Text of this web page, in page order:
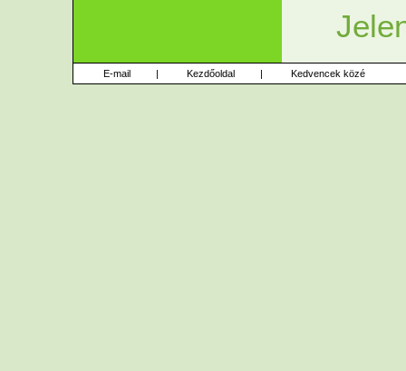
E-mail | Kezdőoldal | Kedvencek közé